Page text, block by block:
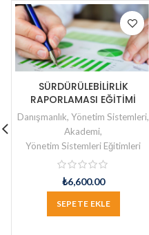
SÜRDÜRÜLEBİLİRLİK
RAPORLAMASI EĞİTİMİ
Danışmanlık,Yönetim Sistemleri,
Akademi,
Yönetim Sistemleri Eğitimleri
₺6,600.00
SEPETE EKLE